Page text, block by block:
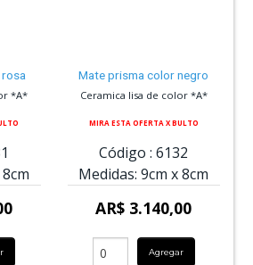
*A*
8cm
Mate prisma color negro
Ceramica lisa de color *A*
MIRA ESTA OFERTA X BULTO
Código : 6132
Medidas: 9cm x8cm
AR$ 3.140,00
Agregar